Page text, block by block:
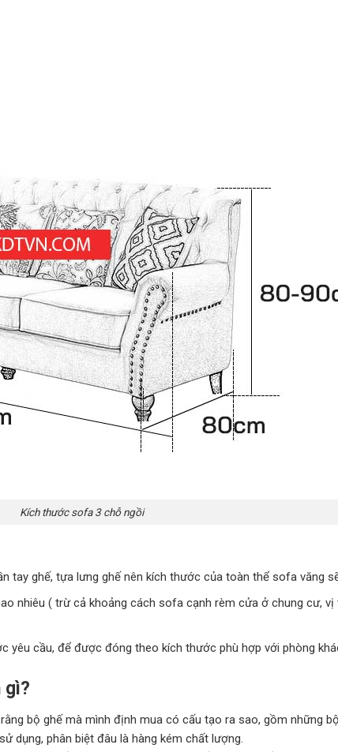
Kích thước sofa 3 chỗ ngồi
tay ghế, tựa lưng ghế nên kích thước của toàn thể sofa văng
nhiêu ( trừ cả khoảng cách sofa cạnh rèm cửa ở chung cư, vị
cầu, để được đóng theo kích thước phù hợp với phòng
gì?
bộ ghế mà mình định mua có cấu tạo ra sao, gồm những
dụng, phân biệt đâu là hàng kém chất lượng.